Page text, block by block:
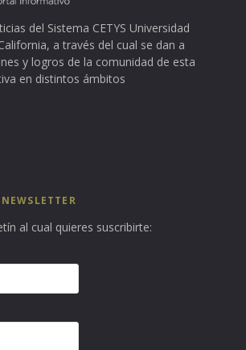
del Sistema CETYS Universidad
a través del cual se dan a
y logros de la comunidad de esta
en distintos ámbitos
al cual quieres suscribirte: